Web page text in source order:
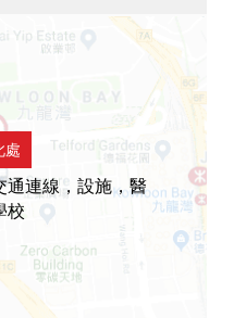
處
通連線，設施，醫
校